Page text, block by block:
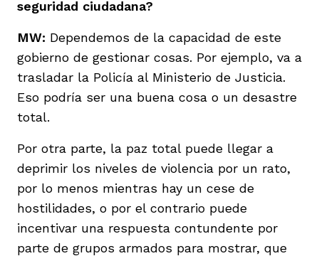
seguridad ciudadana?
MW: Dependemos de la capacidad de este
gobierno de gestionar cosas. Por ejemplo, va a
trasladar la Policía al Ministerio de Justicia.
Eso podría ser una buena cosa o un desastre
total.
Por otra parte, la paz total puede llegar a
deprimir los niveles de violencia por un rato,
por lo menos mientras hay un cese de
hostilidades, o por el contrario puede
incentivar una respuesta contundente por
parte de grupos armados para mostrar, que